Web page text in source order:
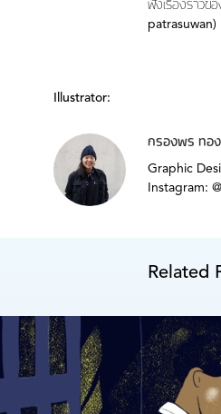
ฟังเรื่องราวข
patrasuwan)
Illustrator:
กรองพร ทอ
Graphic
Instagram:
Related